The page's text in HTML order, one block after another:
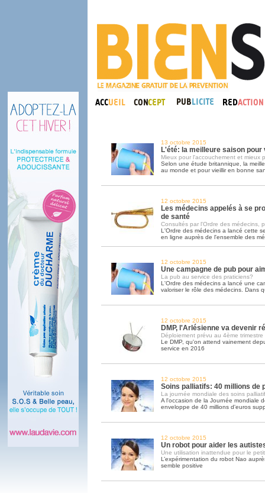
13 octobre 2015
L'été: la meilleure saison pour
Mieux pour l'accouchement et mieux
Selon une étude britannique, la
au monde et pour vieillir en bonne
12 octobre 2015
Les médecins appelés à se
de santé
Consultés par l'Ordre des médecins,
L'Ordre des médecins a lancé cette
en ligne auprès de l'ensemble des
12 octobre 2015
Une campagne de pub pour
La pub au service des praticiens?
L'Ordre des médecins a lancé une
valoriser le rôle des médecins. Dans
12 octobre 2015
DMP, l'Arlésienne va devenir
Déploiement prévu au 4ème trimestre
Le DMP, qu'on attend vainement
service en 2016
12 octobre 2015
Soins palliatifs: 40 millions de
La journée mondiale des soins
A l'occasion de la Journée mondiale
enveloppe de 40 millions d'euros
12 octobre 2015
Un robot pour aider les
Une utilisation inattendue pour le
L’expérimentation du robot Nao
semble positive